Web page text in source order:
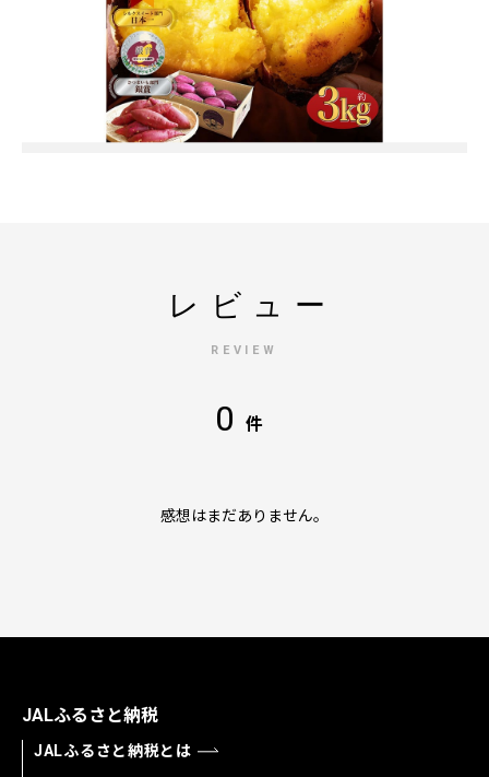
レビュー
REVIEW
0 件
感想はまだありません。
JALふるさと納税
JALふるさと納税とは